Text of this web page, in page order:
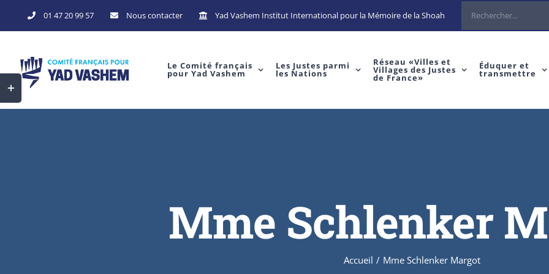
to
01 47 20 99 57 Nous contacter Yad Vashem Institut International pour la Mémoire de la Shoah Rechercher
Le Comité français
pour Yad Vashem
Les Justes parmi
les Nations
Réseau «Villes et
Villages des Justes
de France»
Éduquer et
transmettre
Mme Schlenker
Accueil / Mme Schlenker Margot
Toggle
Sliding